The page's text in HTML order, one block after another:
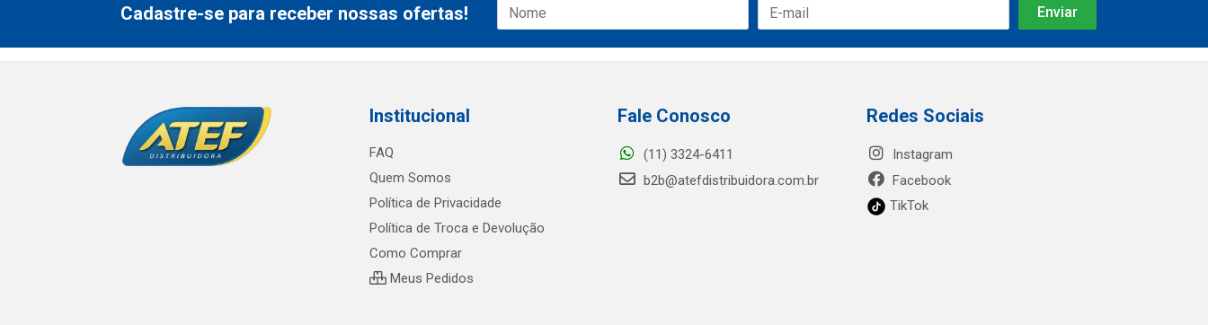
Cadastre-se para receber nossas ofertas!
Institucional
FAQ
Quem Somos
Política de Privacidade
Política de Troca e Devolução
Como Comprar
Meus Pedidos
Fale Conosco
(11) 3324-6411
b2b@atefdistribuidora.com.br
Redes Sociais
Instagram
Facebook
TikTok